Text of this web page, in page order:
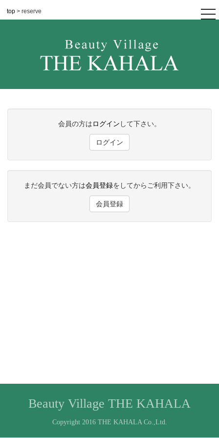
top > reserve
会員の方はログイン して下さい。
ログイン
まだ会員でない方は会員登録をしてからご利用下さい。
会員登録
Beauty Village THE KAHALA
Copyright 2016 THE KAHALA Co.,Ltd.